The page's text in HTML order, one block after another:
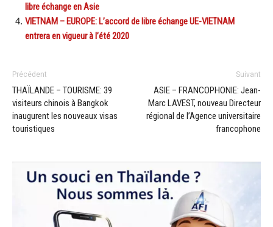
libre échange en Asie
VIETNAM – EUROPE: L’accord de libre échange UE-VIETNAM
entrera en vigueur à l’été 2020
Précédent
THAÏLANDE – TOURISME: 39
visiteurs chinois à Bangkok
inaugurent les nouveaux visas
touristiques
Suivant
ASIE – FRANCOPHONIE: Jean-
Marc LAVEST, nouveau Directeur
régional de l’Agence universitaire
francophone